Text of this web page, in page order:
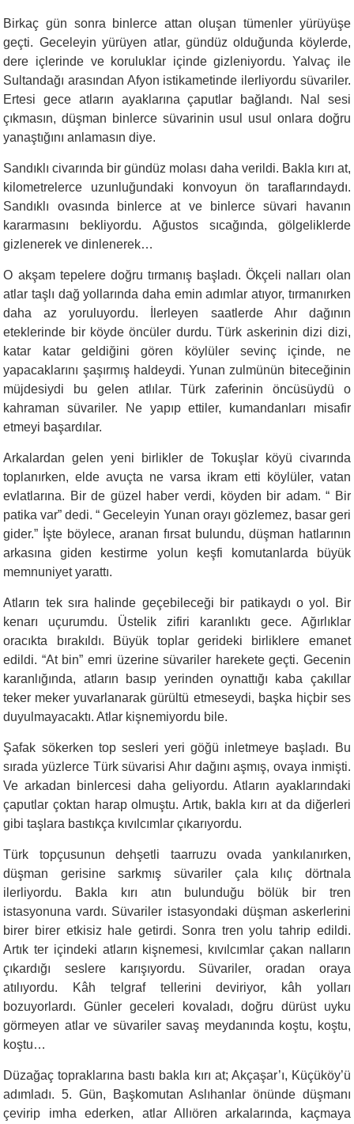
Birkaç gün sonra binlerce attan oluşan tümenler yürüyüşe
geçti. Geceleyin yürüyen atlar, gündüz olduğunda köylerde,
dere içlerinde ve koruluklar içinde gizleniyordu. Yalvaç ile
Sultandağı arasından Afyon istikametinde ilerliyordu süvariler.
Ertesi gece atların ayaklarına çaputlar bağlandı. Nal sesi
çıkmasın, düşman binlerce süvarinin usul usul onlara doğru
yanaştığını anlamasın diye.
Sandıklı civarında bir gündüz molası daha verildi. Bakla kırı at,
kilometrelerce uzunluğundaki konvoyun ön taraflarındaydı.
Sandıklı ovasında binlerce at ve binlerce süvari havanın
kararmasını bekliyordu. Ağustos sıcağında, gölgeliklerde
gizlenerek ve dinlenerek…
O akşam tepelere doğru tırmanış başladı. Ökçeli nalları olan
atlar taşlı dağ yollarında daha emin adımlar atıyor, tırmanırken
daha az yoruluyordu. İlerleyen saatlerde Ahır dağının
eteklerinde bir köyde öncüler durdu. Türk askerinin dizi dizi,
katar katar geldiğini gören köylüler sevinç içinde, ne
yapacaklarını şaşırmış haldeydi. Yunan zulmünün biteceğinin
müjdesiydi bu gelen atlılar. Türk zaferinin öncüsüydü o
kahraman süvariler. Ne yapıp ettiler, kumandanları misafir
etmeyi başardılar.
Arkalardan gelen yeni birlikler de Tokuşlar köyü civarında
toplanırken, elde avuçta ne varsa ikram etti köylüler, vatan
evlatlarına. Bir de güzel haber verdi, köyden bir adam. “ Bir
patika var” dedi. “ Geceleyin Yunan orayı gözlemez, basar geri
gider.” İşte böylece, aranan fırsat bulundu, düşman hatlarının
arkasına giden kestirme yolun keşfi komutanlarda büyük
memnuniyet yarattı.
Atların tek sıra halinde geçebileceği bir patikaydı o yol. Bir
kenarı uçurumdu. Üstelik zifiri karanlıktı gece. Ağırlıklar
oracıkta bırakıldı. Büyük toplar gerideki birliklere emanet
edildi. “At bin” emri üzerine süvariler harekete geçti. Gecenin
karanlığında, atların basıp yerinden oynattığı kaba çakıllar
teker meker yuvarlanarak gürültü etmeseydi, başka hiçbir ses
duyulmayacaktı. Atlar kişnemiyordu bile.
Şafak sökerken top sesleri yeri göğü inletmeye başladı. Bu
sırada yüzlerce Türk süvarisi Ahır dağını aşmış, ovaya inmişti.
Ve arkadan binlercesi daha geliyordu. Atların ayaklarındaki
çaputlar çoktan harap olmuştu. Artık, bakla kırı at da diğerleri
gibi taşlara bastıkça kıvılcımlar çıkarıyordu.
Türk topçusunun dehşetli taarruzu ovada yankılanırken,
düşman gerisine sarkmış süvariler çala kılıç dörtnala
ilerliyordu. Bakla kırı atın bulunduğu bölük bir tren
istasyonuna vardı. Süvariler istasyondaki düşman askerlerini
birer birer etkisiz hale getirdi. Sonra tren yolu tahrip edildi.
Artık ter içindeki atların kişnemesi, kıvılcımlar çakan nalların
çıkardığı seslere karışıyordu. Süvariler, oradan oraya
atılıyordu. Kâh telgraf tellerini deviriyor, kâh yolları
bozuyorlardı. Günler geceleri kovaladı, doğru dürüst uyku
görmeyen atlar ve süvariler savaş meydanında koştu, koştu,
koştu…
Düzağaç topraklarına bastı bakla kırı at; Akçaşar’ı, Küçüköy’ü
adımladı. 5. Gün, Başkomutan Aslıhanlar önünde düşmanı
çevirip imha ederken, atlar Allıören arkalarında, kaçmaya